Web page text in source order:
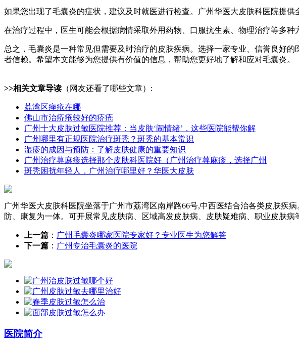
如果您出现了毛囊炎的症状，建议及时就医进行检查。广州华医大皮肤科医院提
在治疗过程中，医生可能会根据病情采取外用药物、口服抗生素、物理治疗等多
总之，毛囊炎是一种常见但需要及时治疗的皮肤疾病。选择一家专业、信誉良好
者信赖。希望本文能够为您提供有价值的信息，帮助您更好地了解和应对毛囊炎。
>>相关文章导读 （网友还看了哪些文章）:
荔湾区痤疮在哪
佛山市治疥疮较好的疥疮
广州十大皮肤过敏医院推荐：当皮肤‘闹情绪’，这些医院能帮你解
广州哪里有正规医院治疗斑秃？斑秃的基本常识
湿疹的成因与预防：了解皮肤健康的重要知识
广州治疗荨麻疹选择那个皮肤科医院好（广州治疗荨麻疹，选择广州
斑秃困扰年轻人，广州治疗哪里好？华医大皮肤
广州华医大皮肤科医院坐落于广州市荔湾区南岸路66号,中西医结合治各类皮肤疾
防、康复为一体。可开展常见皮肤病、区域高发皮肤病、皮肤疑难病、职业皮肤病
上一篇 ： 广州毛囊炎哪家医院专家好？专业医生为您解答
下一篇 ： 广州专治毛囊炎的医院
医院简介